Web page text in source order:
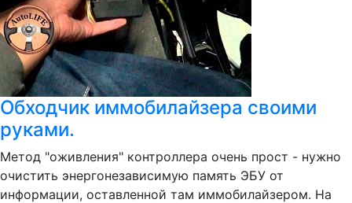
Обходчик иммобилайзера своими
руками.
Метод "оживления" контроллера очень прост - нужно
очистить энергонезависимую память ЭБУ от
информации, оставленной там иммобилайзером. На